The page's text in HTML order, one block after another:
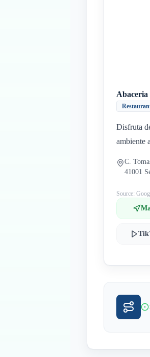
Abaceria
Disfruta
ambiente
C.
41001
Source: